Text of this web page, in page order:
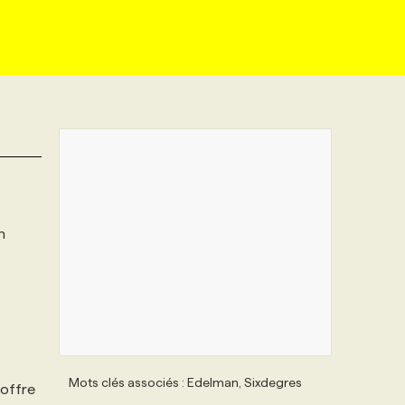
offre Mots clés associés : Edelman, Sixdegres